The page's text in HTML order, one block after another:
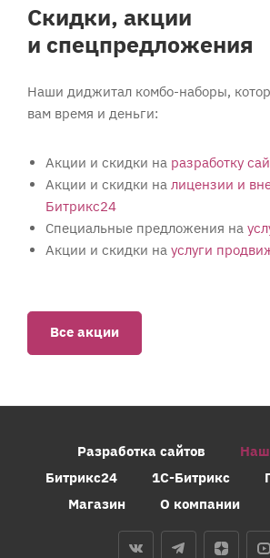
Скидки, акции
и спецпредложения
Наши диджитал комбо-наборы,
вам время и деньги:
Акции и скидки на разработку
Акции и скидки на лицензии и
Битрикс24
Специальные предложения на
Акции и скидки на услуги
Все акции
Разработка сайтов
Битрикс24
1С-Битрикс
Магазин
О компании